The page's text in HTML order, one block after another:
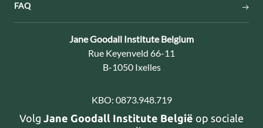
FAQ
Contact:
Jane Goodall Institute Belgium
Adres:
Rue Keyenveld 66-11
B-1050 Ixelles
KBO: 0873.948.719
Volg Jane Goodall Institute België op sociale